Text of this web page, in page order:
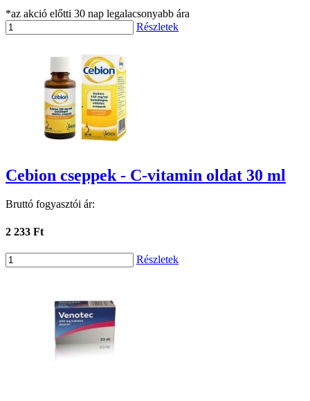
*az akció előtti 30 nap legalacsonyabb ára
Részletek
Cebion cseppek - C-vitamin oldat 30 ml
Bruttó fogyasztói ár:
2 233 Ft
Részletek